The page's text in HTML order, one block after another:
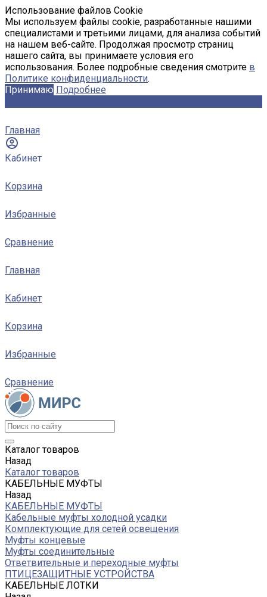
Использование файлов Cookie
Мы используем файлы cookie, разработанные нашими
специалистами и третьими лицами, для анализа событий
на нашем веб-сайте. Продолжая просмотр страниц
нашего сайта, вы принимаете условия его
использования. Более подробные сведения смотрите в
Политике конфиденциальности.
Принимаю Подробнее
Главная
Кабинет
Корзина
Избранные
Сравнение
Главная
Кабинет
Корзина
Избранные
Сравнение
Каталог товаров
Назад
Каталог товаров
КАБЕЛЬНЫЕ МУФТЫ
Назад
КАБЕЛЬНЫЕ МУФТЫ
Кабельные муфты холодной усадки
Комплектующие для сетей освещения
Муфты концевые
Муфты соединительные
Ответвительные и переходные муфты
ПТИЦЕЗАЩИТНЫЕ УСТРОЙСТВА
КАБЕЛЬНЫЕ ЛОТКИ